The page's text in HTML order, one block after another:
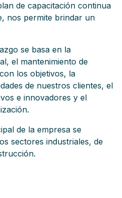
de capacitación continua
nos permite brindar un
se basa en la
el mantenimiento de
los objetivos, la
de nuestros clientes, el
e innovadores y el
de la empresa se
sectores industriales, de